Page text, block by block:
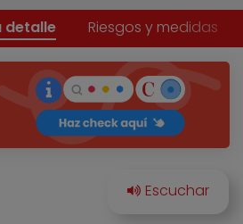
detalle Riesgos y medidas